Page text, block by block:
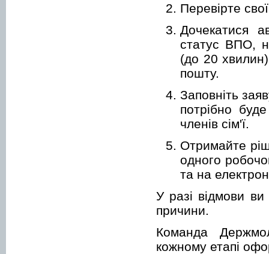
Перевірте
Дочекатися
статус ВПО,
(до 20
пошту.
Заповніть
потрібно
членів сім'ї.
Отримайте
одного
та на
У разі відмови
причини.
Команда
кожному етапі